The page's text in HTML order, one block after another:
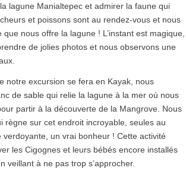
lagune Manialtepec et admirer la faune qui
et poissons sont au rendez-vous et nous
nous offre la lagune ! L’instant est magique,
de jolies photos et nous observons une
notre excursion se fera en Kayak, nous
de sable qui relie la lagune à la mer où nous
partir à la découverte de la Mangrove. Nous
règne sur cet endroit incroyable, seules au
verdoyante, un vrai bonheur ! Cette activité
les Cigognes et leurs bébés encore installés
veillant à ne pas trop s’approcher.